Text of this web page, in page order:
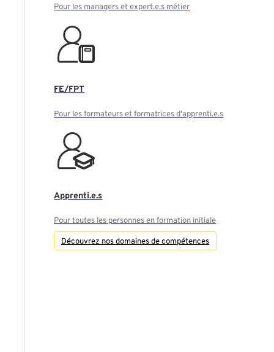
Pour les managers et expert.e.s métier
FE/FPT
Pour les formateurs et formatrices d'apprenti.e.s
Apprenti.e.s
Pour toutes les personnes en formation initiale
Découvrez nos domaines de compétences